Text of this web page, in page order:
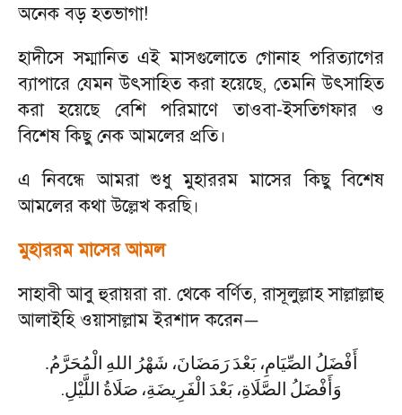
অনেক বড় হতভাগা!
হাদীসে সম্মানিত এই মাসগুলোতে গোনাহ পরিত্যাগের
ব্যাপারে যেমন উৎসাহিত করা হয়েছে, তেমনি উৎসাহিত
করা হয়েছে বেশি পরিমাণে তাওবা-ইসতিগফার ও
বিশেষ কিছু নেক আমলের প্রতি।
এ নিবন্ধে আমরা শুধু মুহাররম মাসের কিছু বিশেষ
আমলের কথা উল্লেখ করছি।
মুহাররম মাসের আমল
সাহাবী আবু হুরায়রা রা. থেকে বর্ণিত,রাসূলুল্লাহ সাল্লাল্লাহু
আলাইহি ওয়াসাল্লাম ইরশাদ করেন—
أَفْضَلُ الصِّيَامِ، بَعْدَ رَمَضَانَ، شَهْرُ اللهِ الْمُحَرَّمُ.
وَأَفْضَلُ الصَّلَاةِ، بَعْدَ الْفَرِيضَةِ، صَلَاةُ اللَّيْلِ.